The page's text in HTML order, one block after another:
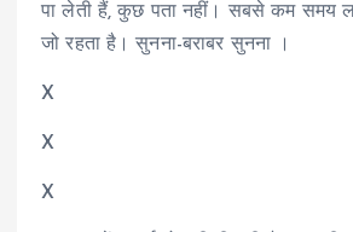
पा लेती हैं, कुछ पता नहीं। सबसे कम समय
जो रहता है। सुनना-बराबर सुनना ।
X
X
X